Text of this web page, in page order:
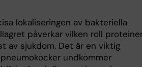
lokaliseringen av bakteriella
påverkar vilken roll
av sjukdom. Det är en viktig
undkommer